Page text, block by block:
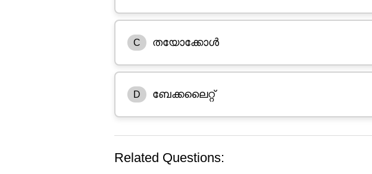
C തയോക്കോൾ
D ബേക്കലൈറ്റ്
Related Questions: